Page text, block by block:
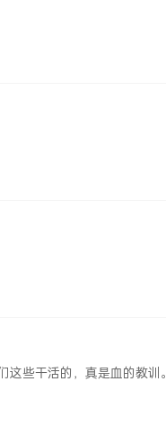
些干活的，真是血的教训。